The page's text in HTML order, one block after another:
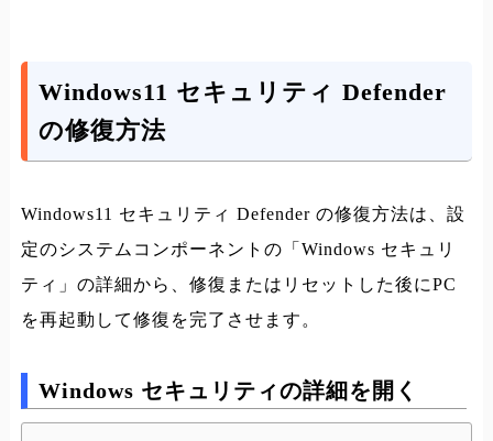
Windows11 セキュリティ Defender
の修復方法
Windows11 セキュリティ Defender の修復方法は、設
定のシステムコンポーネントの「Windows セキュリ
ティ」の詳細から、修復またはリセットした後にPC
を再起動して修復を完了させます。
Windows セキュリティの詳細を開く